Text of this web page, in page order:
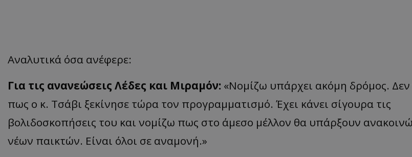
Αναλυτικά όσα ανέφερε:
Για τις ανανεώσεις Λέδες και Μιραμόν: «Νομίζω υπάρχει ακόμη δρόμος.
πως ο κ. Τσάβι ξεκίνησε τώρα τον προγραμματισμό. Έχει κάνει σίγουρα τις
βολιδοσκοπήσεις του και νομίζω πως στο άμεσο μέλλον θα υπάρξουν
νέων παικτών. Είναι όλοι σε αναμονή.»